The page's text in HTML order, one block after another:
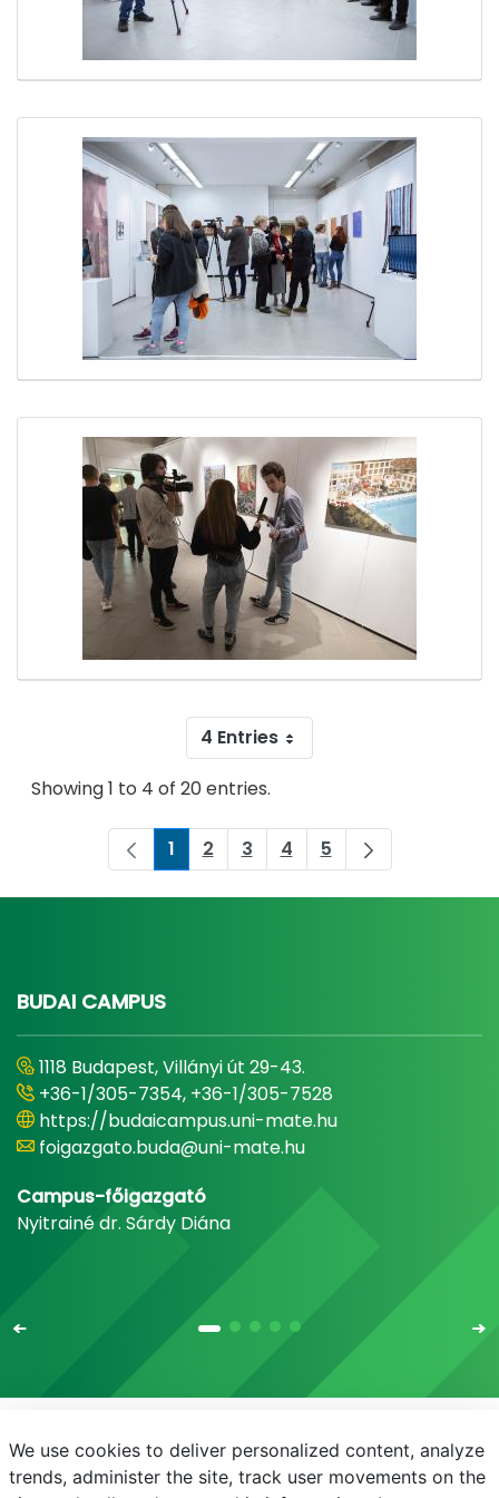
4 Entries
Showing 1 to 4 of 20 entries.
Page
1 Page
2 Page
3 Page
4 Page
5
BUDAI CAMPUS
1118 Budapest, Villányi út 29-43.
+36-1/305-7354, +36-1/305-7528
https://budaicampus.uni-mate.hu
foigazgato.buda@uni-mate.hu
Campus-főigazgató
Nyitrainé dr. Sárdy Diána
E-mail Telefonkönyv NEPTUN
E-learning
We use cookies to deliver personalized content, analyze
trends, administer the site, track user movements on the